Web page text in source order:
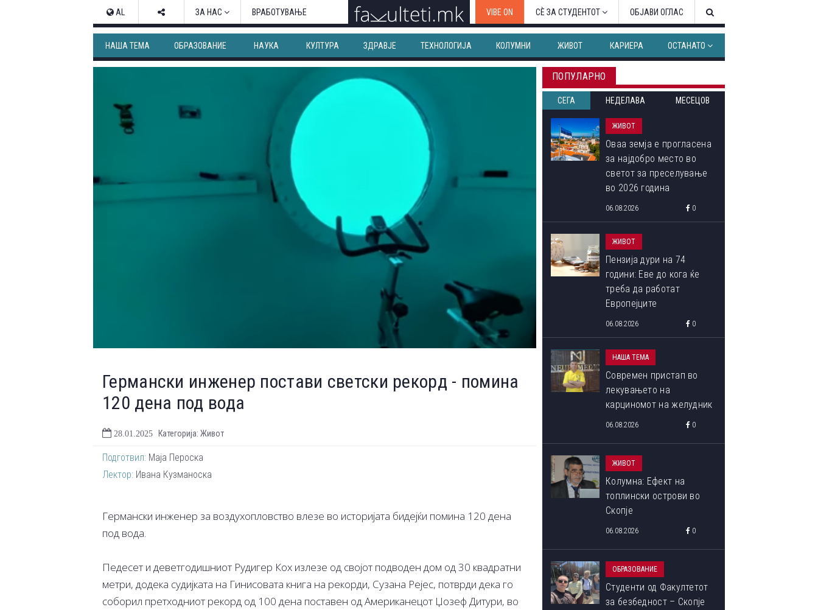
AL ЗА НАС ВРАБОТУВАЊЕ VIBE ON СЀ ЗА СТУДЕНТОТ ОБЈАВИ ОГЛАС
НАША ТЕМА ОБРАЗОВАНИЕ НАУКА КУЛТУРА ЗДРАВЈЕ ТЕХНОЛОГИЈА КОЛУМНИ ЖИВОТ КАРИЕРА ОСТАНАТО
Германски инженер постави светски рекорд - помина
120 дена под вода
28.01.2025 Категорија: Живот
Подготвил: Маја Пероска
Лектор: Ивана Кузманоска
Германски инженер за воздухопловство влезе во историјата бидејќи помина 120 дена
под вода.
Педесет и деветгодишниот Рудигер Кох излезе од својот подводен дом од 30 квадратни
метри, додека судијката на Гинисовата книга на рекорди, Сузана Рејес, потврди дека го
соборил претходниот рекорд од 100 дена поставен од Американецот Џозеф Дитури, во
ПОПУЛАРНО
СЕГА НЕДЕЛАВА МЕСЕЦОВ
ЖИВОТ
Оваа земја е прогласена
за најдобро место во
светот за преселување
во 2026 година
06.08.2026 0
ЖИВОТ
Пензија дури на 74
години: Еве до кога ќе
треба да работат
Европејците
06.08.2026 0
НАША ТЕМА
Современ пристап во
лекувањето на
карциномот на желудник
06.08.2026 0
ЖИВОТ
Колумна: Ефект на
топлински острови во
Скопје
06.08.2026 0
ОБРАЗОВАНИЕ
Студенти од Факултетот
за безбедност – Скопје